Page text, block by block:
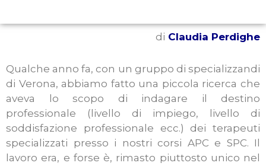
di Claudia Perdighe
Qualche anno fa, con un gruppo di specializzandi
di Verona, abbiamo fatto una piccola ricerca che
aveva lo scopo di indagare il destino
professionale (livello di impiego, livello di
soddisfazione professionale ecc.) dei terapeuti
specializzati presso i nostri corsi APC e SPC. Il
lavoro era, e forse è, rimasto piuttosto unico nel